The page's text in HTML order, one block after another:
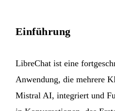
Einführung
LibreChat ist eine
Anwendung, die mehrere
Mistral AI, integriert und